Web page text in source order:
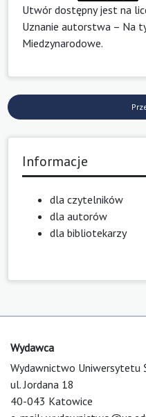
Utwór dostępny jest na
Uznanie autorstwa – Na
Miedzynarodowe.
Informacje
dla czytelników
dla autorów
dla bibliotekarzy
Wydawca
Wydawnictwo Uniwersytetu
ul. Jordana 18
40-043 Katowice